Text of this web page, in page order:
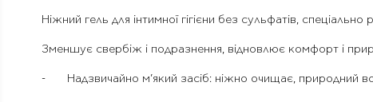
Ніжний гель для інтимної гігієни без сульфатів,
Зменшує свербіж і подразнення, відновлює комфорт і
- Надзвичайно м’який засіб: ніжно очищає, природний